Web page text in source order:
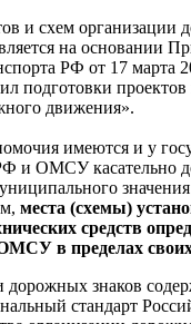
и схем организации
на основании
РФ от 17 марта
подготовки проектов
движения».
имеются и у
и ОМСУ касательно
значения
места (схемы)
средств
в пределах
дорожных знаков
стандарт